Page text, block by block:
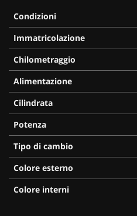
Condizioni
Immatricolazione
Chilometraggio
Alimentazione
Cilindrata
Potenza
Tipo di cambio
Colore esterno
Colore interni